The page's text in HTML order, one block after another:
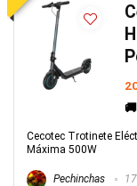
Cecotec Trotinete
Máxima 500W
Pechinchas